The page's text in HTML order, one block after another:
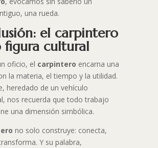
una rueda.
el carpintero
figura cultural
oficio, el carpintero encarna una
la materia, el tiempo y la utilidad.
heredado de un vehículo
nos recuerda que todo trabajo
una dimensión simbólica.
no solo construye: conecta,
Y su palabra,